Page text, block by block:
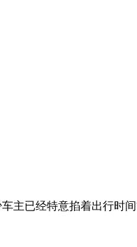
主已经特意掐着出行时